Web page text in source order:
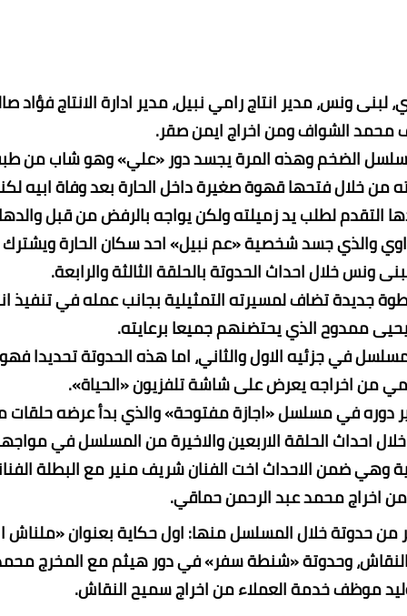
محمد الشواف ومن اخراج ايمن صقر.
لطلب يد زميلته ولكن يواجه بالرفض من قبل
خلال احداث الحدوتة بالحلقة الثالثة والرابعة.
ممدوح الذي يحتضنهم جميعا برعايته.
من اخراجه يعرض على شاشة تلفزيون «الحياة».
اخراج محمد عبد الرحمن حماقي.
موظف خدمة العملاء من اخراج سميح النقاش.